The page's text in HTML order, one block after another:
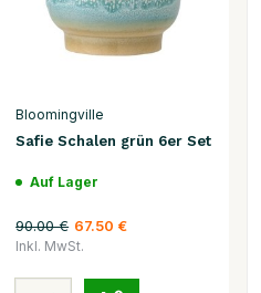
Bloomingville
Safie Schalen grün 6er Set
Auf Lager
90.00 € 67.50 €
Inkl. MwSt.